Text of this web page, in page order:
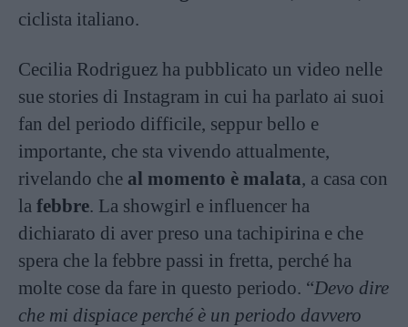
ciclista italiano.
Cecilia Rodriguez ha pubblicato un video nelle
sue stories di Instagram in cui ha parlato ai suoi
fan del periodo difficile, seppur bello e
importante, che sta vivendo attualmente,
rivelando che al momento è malata, a casa con
la febbre. La showgirl e influencer ha
dichiarato di aver preso una tachipirina e che
spera che la febbre passi in fretta, perché ha
molte cose da fare in questo periodo. “Devo dire
che mi dispiace perché è un periodo davvero